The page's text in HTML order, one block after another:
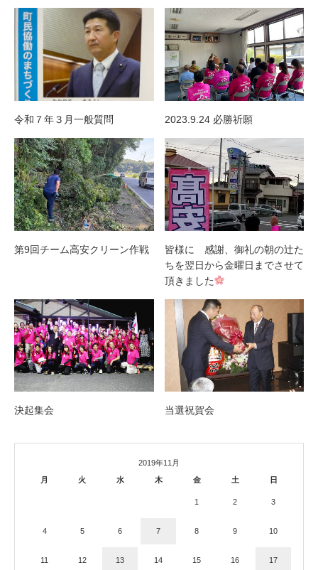
令和７年３月一般質問 2023.9.24 必勝祈願
第9回チーム高安クリーン作戦
皆様に 感謝、御礼の朝の辻た
ちを翌日から金曜日までさせて
頂きました
決起集会 当選祝賀会
2019年11月
月
火 水 木 金 土 日
1 2 3
4 5 6 7 8 9 10
11 12 13 14 15 16 17